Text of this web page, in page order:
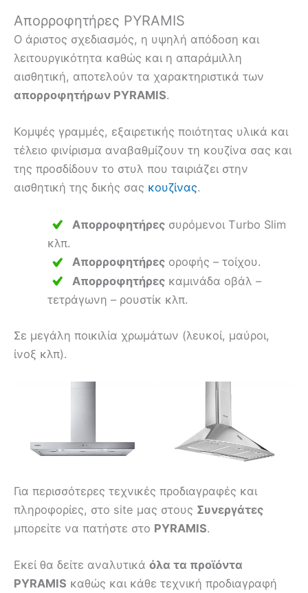
Απορροφητήρες PYRAMIS
Ο άριστος σχεδιασμός, η υψηλή απόδοση και
λειτουργικότητα καθώς και η απαράμιλλη
αισθητική, αποτελούν τα χαρακτηριστικά των
απορροφητήρων PYRAMIS.
Κομψές γραμμές, εξαιρετικής ποιότητας υλικά και
τέλειο φινίρισμα αναβαθμίζουν τη κουζίνα σας και
της προσδίδουν το στυλ που ταιριάζει στην
αισθητική της δικής σας κουζίνας.
Απορροφητήρες συρόμενοι Τurbo Slim
κλπ.
Απορροφητήρες οροφής – τοίχου.
Απορροφητήρες καμινάδα οβάλ –
τετράγωνη – ρουστίκ κλπ.
Σε μεγάλη ποικιλία χρωμάτων (λευκοί, μαύροι,
ίνοξ κλπ).
Για περισσότερες τεχνικές προδιαγραφές και
πληροφορίες, στο site μας στους Συνεργάτες
μπορείτε να πατήστε στο PYRAMIS.
Εκεί θα δείτε αναλυτικά όλα τα προϊόντα
PYRAMIS καθώς και κάθε τεχνική προδιαγραφή